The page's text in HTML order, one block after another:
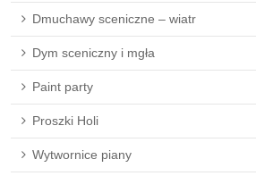
Dmuchawy sceniczne – wiatr
Dym sceniczny i mgła
Paint party
Proszki Holi
Wytwornice piany